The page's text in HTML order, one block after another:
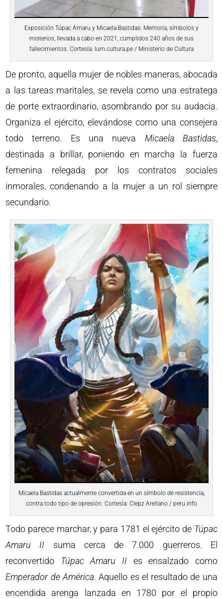
Exposición Túpac Amaru y Micaela Bastidas: Memoria, símbolos y
misterios, llevada a cabo en 2021, cumplidos 240 años de sus
fallecimientos. Cortesía: lum.cultura.pe / Ministerio de Cultura
De pronto, aquella mujer de nobles maneras, abocada
a las tareas maritales, se revela como una estratega
de porte extraordinario, asombrando por su audacia.
Organiza el ejército, elevándose como una consejera
todo terreno. Es una nueva Micaela Bastidas,
destinada a brillar, poniendo en marcha la fuerza
femenina relegada por los contratos sociales
inmorales, condenando a la mujer a un rol siempre
secundario.
Micaela Bastidas actualmente convertida en un símbolo de resistencia,
contra todo tipo de opresión. Cortesía: Clepz Arellano / peru.info
Todo parece marchar, y para 1781 el ejército de Túpac
Amaru
II suma cerca de 7.000 guerreros. El
reconvertido Túpac Amaru II es ensalzado como
Emperador de América. Aquello es el resultado de una
encendida arenga lanzada en 1780 por el propio